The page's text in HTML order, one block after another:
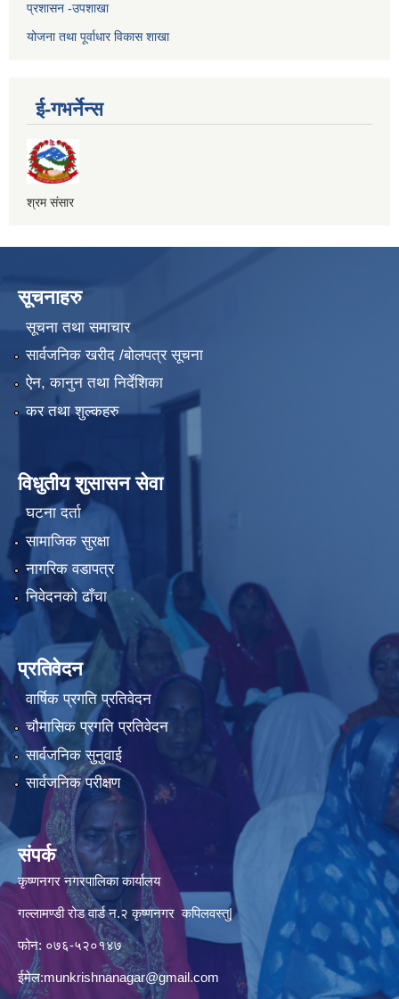
प्रशासन -उपशाखा
योजना तथा पूर्वाधार विकास शाखा
ई-गभर्नेन्स
श्रम संसार
सूचनाहरु
सूचना तथा समाचार
सार्वजनिक खरीद /बोलपत्र सूचना
ऐन, कानुन तथा निर्देशिका
कर तथा शुल्कहरु
विधुतीय शुसासन सेवा
घटना दर्ता
सामाजिक सुरक्षा
नागरिक वडापत्र
निवेदनको ढाँचा
प्रतिवेदन
वार्षिक प्रगति प्रतिवेदन
चौमासिक प्रगति प्रतिवेदन
सार्वजनिक सुनुवाई
सार्वजनिक परीक्षण
संपर्क
कृष्णनगर नगरपालिका कार्यालय
गल्लामण्डी रोड वार्ड न.२ कृष्णनगर कपिलवस्तु|
फोन: ०७६-५२०१४७
ईमेल:munkrishnanagar@gmail.com